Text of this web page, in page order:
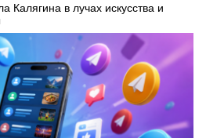
Калягина в лучах искусства и